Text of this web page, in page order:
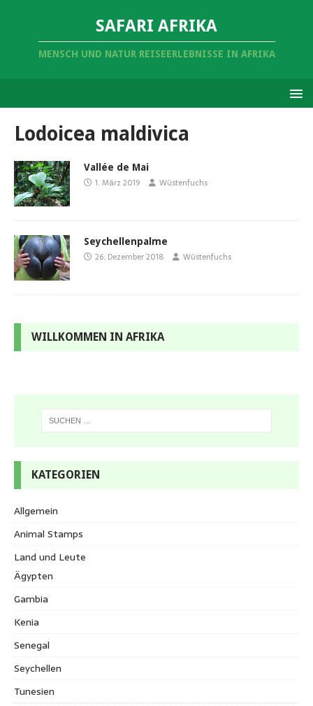
SAFARI AFRIKA
MENSCH UND NATUR REISEERLEBNISSE IN AFRIKA
Lodoicea maldivica
Vallée de Mai
1. März 2019 Wüstenfuchs
Seychellenpalme
26. Dezember 2018 Wüstenfuchs
WILLKOMMEN IN AFRIKA
KATEGORIEN
Allgemein
Animal Stamps
Land und Leute
Ägypten
Gambia
Kenia
Senegal
Seychellen
Tunesien